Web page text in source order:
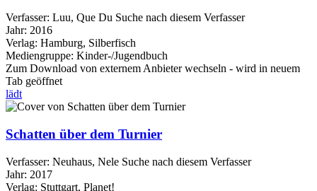
Verfasser: Luu, Que Du Suche nach diesem Verfasser
Jahr: 2016
Verlag: Hamburg, Silberfisch
Mediengruppe: Kinder-/Jugendbuch
Zum Download von externem Anbieter wechseln - wird in neuem
Tab geöffnet
lädt
Schatten über dem Turnier
Verfasser: Neuhaus, Nele Suche nach diesem Verfasser
Jahr: 2017
Verlag: Stuttgart, Planet!